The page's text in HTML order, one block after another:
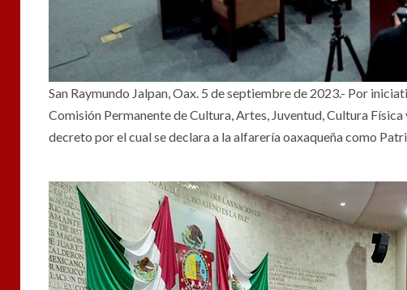
San Raymundo Jalpan, Oax. 5 de septiembre de 2023.- Por
Comisión Permanente de Cultura, Artes, Juventud, Cultura
decreto por el cual se declara a la alfarería oaxaqueña como